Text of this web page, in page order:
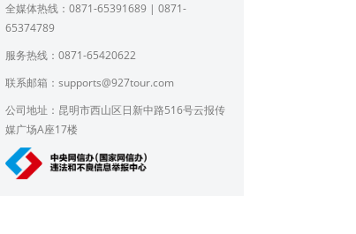
员会
全媒体热线：0871-65391689 | 0871-
65374789
服务热线：0871-65420622
联系邮箱： supports@927tour.com
公司地址：昆明市西山区日新中路516号云报传
媒广场A座17楼